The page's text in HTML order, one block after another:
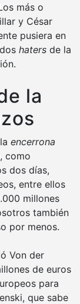
más o
y César
pusiera en
haters de la
la
encerrona
como
dos días,
entre ellos
millones
también
por menos.
Von der
de euros
para
que sabe